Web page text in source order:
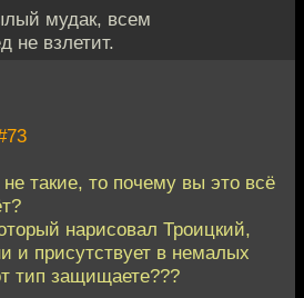
мудак, всем
не взлетит.
такие, то почему вы это всё
нарисовал Троицкий,
и присутствует в немалых
тип защищаете???